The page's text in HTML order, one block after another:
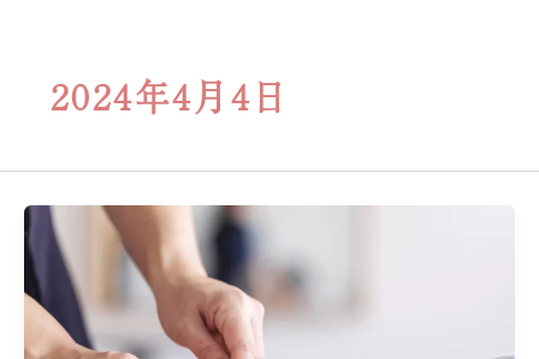
2024年4月4日